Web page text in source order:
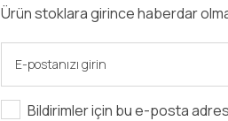
Ürün stoklara girince haberdar
Bildirimler için bu e-posta